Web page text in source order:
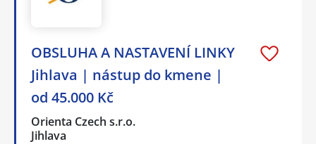
OBSLUHA A NASTAVENÍ LINKY
Jihlava | nástup do kmene |
od 45.000 Kč
Orienta Czech s.r.o.
Jihlava